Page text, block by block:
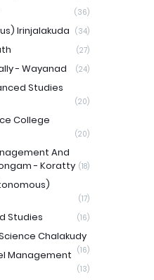
(36)
Irinjalakuda (34)
(27)
- Wayanad (24)
Studies
(20)
College
(20)
And
- Koratty (18)
(17)
Studies (16)
Chalakudy
(16)
Management
(13)